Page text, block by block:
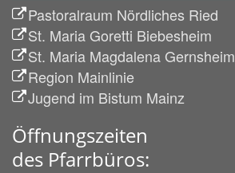
Pastoralraum Nördliches Ried
St. Maria Goretti Biebesheim
St. Maria Magdalena Gernsheim
Region Mainlinie
Jugend im Bistum Mainz
Öffnungszeiten
des Pfarrbüros: